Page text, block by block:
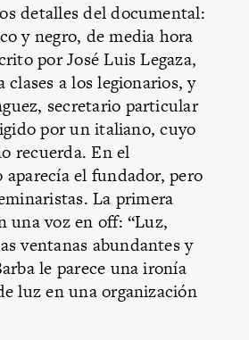
detalles del documental:
y negro, de media hora
por José Luis Legaza,
clases a los legionarios, y
secretario particular
por un italiano, cuyo
recuerda. En el
el fundador, pero
La primera
una voz en off: “Luz,
ventanas abundantes y
le parece una ironía
luz en una organización